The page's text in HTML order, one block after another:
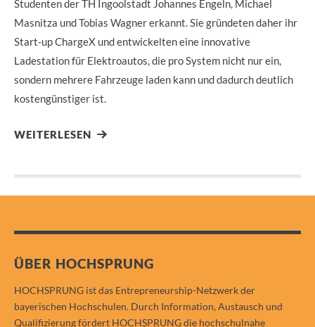
Studenten der TH Ingoolstadt Johannes Engeln, Michael
Masnitza und Tobias Wagner erkannt. Sie gründeten daher ihr
Start-up ChargeX und entwickelten eine innovative
Ladestation für Elektroautos, die pro System nicht nur ein,
sondern mehrere Fahrzeuge laden kann und dadurch deutlich
kostengünstiger ist.
WEITERLESEN
ÜBER HOCHSPRUNG
HOCHSPRUNG ist das Entrepreneurship-Netzwerk der
bayerischen Hochschulen. Durch Information, Austausch und
Qualifizierung fördert HOCHSPRUNG die hochschulnahe